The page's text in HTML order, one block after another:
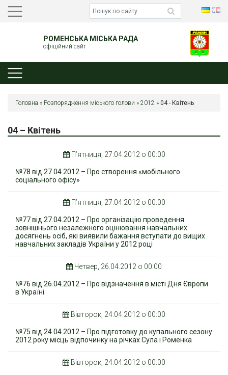
РОМЕНСЬКА МІСЬКА РАДА
офіційний сайт
Головна » Розпорядження міського голови » 2012 » 04 - Квітень
04 – Квітень
П’ятниця, 27.04.2012 о 00:00
№78 від 27.04.2012 – Про створення «мобільного
соціального офісу»
П’ятниця, 27.04.2012 о 00:00
№77 від 27.04.2012 – Про організацію проведення
зовнішнього незалежного оцінювання навчальних
досягнень осіб, які виявили бажання вступати до вищих
навчальних закладів України у 2012 році
Четвер, 26.04.2012 о 00:00
№76 від 26.04.2012 – Про відзначення в місті Дня Європи
в Україні
Вівторок, 24.04.2012 о 00:00
№75 від 24.04.2012 – Про підготовку до купального сезону
2012 року місць відпочинку на річках Сула і Роменка
Вівторок, 24.04.2012 о 00:00